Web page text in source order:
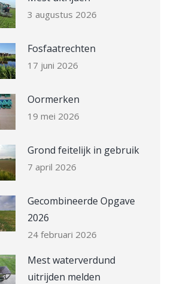
3 augustus 2026
Fosfaatrechten
17 juni 2026
Oormerken
19 mei 2026
Grond feitelijk in gebruik
7 april 2026
Gecombineerde Opgave
2026
24 februari 2026
Mest waterverdund
uitrijden melden